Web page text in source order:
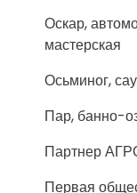
Оскар,
мастерская
Осьминог,
Пар, банно-
Партнер
Первая